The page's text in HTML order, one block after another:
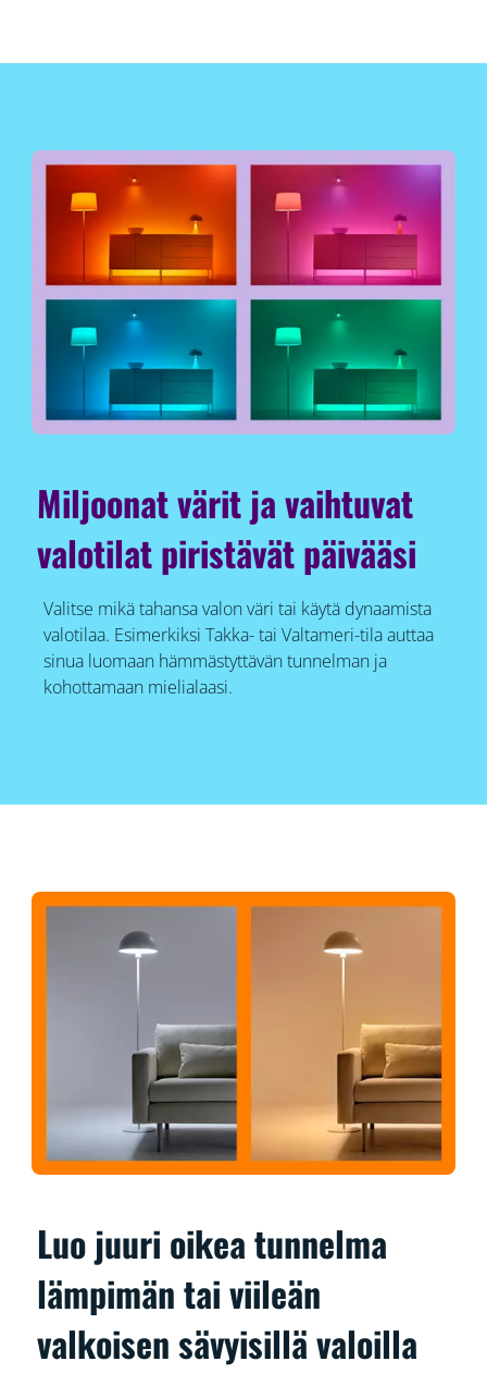
Miljoonat värit ja vaihtuvat
valotilat piristävät päivääsi
Valitse mikä tahansa valon väri tai käytä dynaamista
valotilaa. Esimerkiksi Takka- tai Valtameri-tila auttaa
sinua luomaan hämmästyttävän tunnelman ja
kohottamaan mielialaasi.
Luo juuri oikea tunnelma
lämpimän tai viileän
valkoisen sävyisillä valoilla